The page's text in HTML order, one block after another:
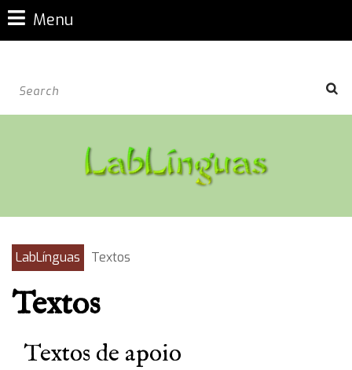
Menu
LabLínguas Textos
Textos
Textos de apoio